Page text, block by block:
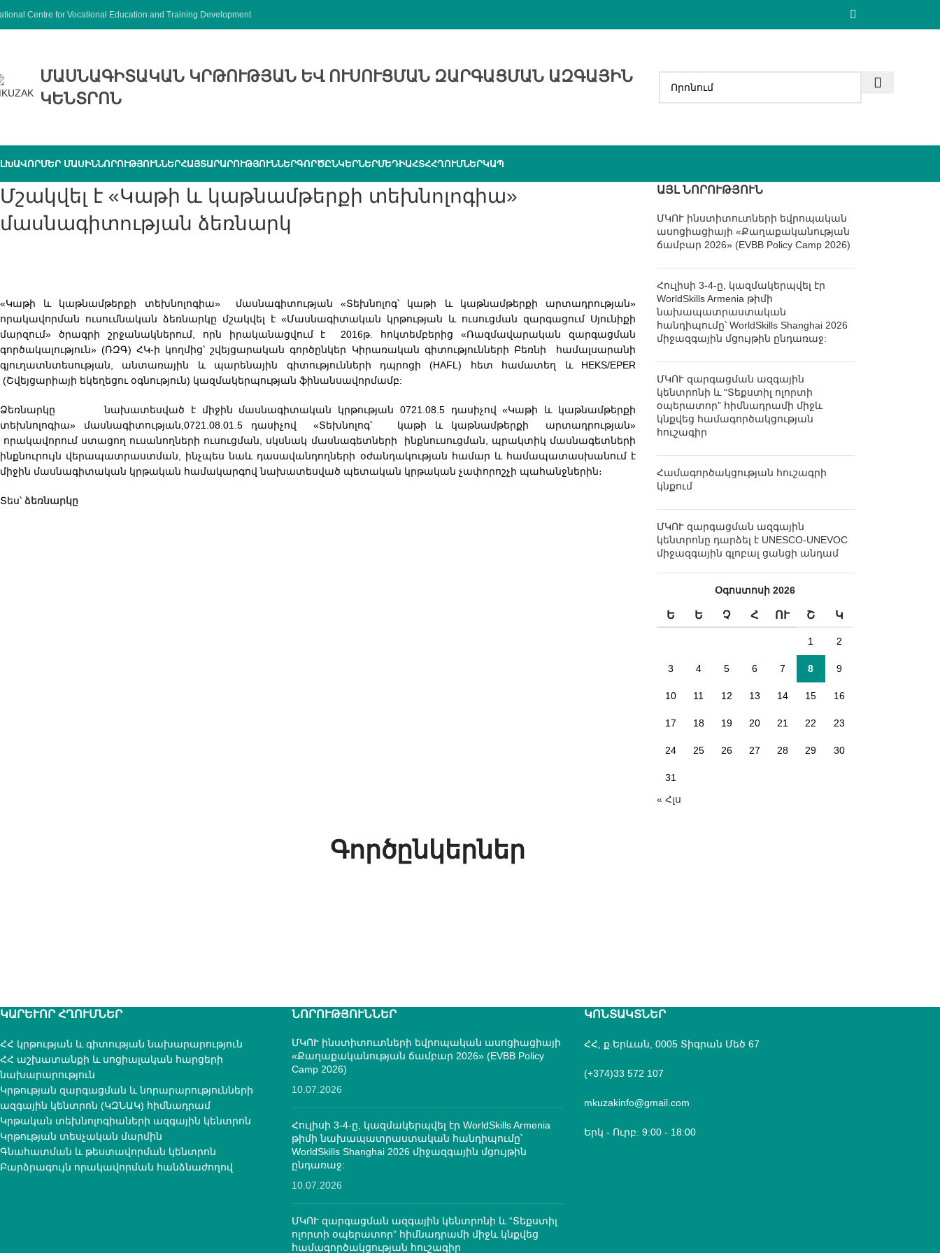
Centre for Vocational Education and Training Development
ՄԱՍՆԱԳԻՏԱԿԱՆ ԿՐԹՈՒԹՅԱՆ ԵՎ ՈՒՍՈՒՑՄԱՆ ԶԱՐԳԱՑՄԱՆ ԱԶԳԱՅԻՆ
ԿԵՆՏՐՈՆ
ՄԵՐ ՄԱՍԻՆՆՈՐՈՒԹՅՈՒՆՆԵՐՀԱՅՏԱՐԱՐՈՒԹՅՈՒՆՆԵՐԳՈՐԾԸՆԿԵՐՆԵՐՄԵԴԻԱՀՏՀՀՂՈՒՄՆԵՐԿԱՊ
Մշակվել է «Կաթի և կաթնամթերքի տեխնոլոգիա»
մասնագիտության ձեռնարկ
«Կաթի և կաթնամթերքի տեխնոլոգիա» մասնագիտության «Տեխնոլոգ՝ կաթի և կաթնամթերքի արտադրության»
որակավորման ուսումնական ձեռնարկը մշակվել է «Մասնագիտական կրթության և ուսուցման զարգացում Սյունիքի
մարզում» ծրագրի շրջանակներում, որն իրականացվում է 2016թ. հոկտեմբերից «Ռազմավարական զարգացման
գործակալություն» (ՌԶԳ) ՀԿ-ի կողմից՝ շվեյցարական գործընկեր Կիրառական գիտությունների Բեռնի համալսարանի
գյուղատնտեսության, անտառային և պարենային գիտությունների դպրոցի (HAFL) հետ համատեղ և HEKS/EPER
(Շվեյցարիայի եկեղեցու օգնություն) կազմակերպության ֆինանսավորմամբ:
Ձեռնարկը նախատեսված է միջին մասնագիտական կրթության 0721.08.5 դասիչով «Կաթի և կաթնամթերքի
տեխնոլոգիա» մասնագիտության,0721.08.01.5 դասիչով «Տեխնոլոգ՝ կաթի և կաթնամթերքի արտադրության»
որակավորում ստացող ուսանողների ուսուցման, սկսնակ մասնագետների ինքնուսուցման, պրակտիկ մասնագետների
ինքնուրույն վերապատրաստման, ինչպես նաև դասավանդողների օժանդակության համար և համապատասխանում է
միջին մասնագիտական կրթական համակարգով նախատեսված պետական կրթական չափորոշչի պահանջներին։
Տես՝ ձեռնարկը
ԱՅԼ ՆՈՐՈՒԹՅՈՒՆ
ՄԿՈՒ ինստիտուտների եվրոպական
ասոցիացիայի «Քաղաքականության
ճամբար 2026» (EVBB Policy Camp 2026)
Հուլիսի 3-4-ը, կազմակերպվել էր
WorldSkills Armenia թիմի
նախապատրաստական
հանդիպումը՝ WorldSkills Shanghai 2026
միջազգային մցույթին ընդառաջ:
ՄԿՈՒ զարգացման ազգային
կենտրոնի և “Տեքստիլ ոլորտի
օպերատոր” հիմնադրամի միջև
կնքվեց համագործակցության
հուշագիր
Համագործակցության հուշագրի
կնքում
ՄԿՈՒ զարգացման ազգային
կենտրոնը դարձել է UNESCO-UNEVOC
միջազգային գլոբալ ցանցի անդամ
Օգոստոսի 2026
Ե Ե Չ Հ ՈՒ Շ Կ
1 2
3 4 5 6 7 8 9
10 11 12 13 14 15 16
17 18 19 20 21 22 23
24 25 26 27 28 29 30
31
« Հլս
Գործընկերներ
ԿԱՐԵՒՈՐ ՀՂՈՒՄՆԵՐ
ՀՀ կրթության և գիտության նախարարություն
ՀՀ աշխատանքի և սոցիալական հարցերի
նախարարություն
Կրթության զարգացման և նորարարությունների
ազգային կենտրոն (ԿԶՆԱԿ) հիմնադրամ
Կրթական տեխնոլոգիաների ազգային կենտրոն
Կրթության տեսչական մարմին
Գնահատման և թեստավորման կենտրոն
Բարձրագույն որակավորման հանձնաժողով
ՆՈՐՈՒԹՅՈՒՆՆԵՐ
ՄԿՈՒ ինստիտուտների եվրոպական ասոցիացիայի
«Քաղաքականության ճամբար 2026» (EVBB Policy
Camp 2026)
10.07.2026
Հուլիսի 3-4-ը, կազմակերպվել էր WorldSkills Armenia
թիմի նախապատրաստական հանդիպումը՝
WorldSkills Shanghai 2026 միջազգային մցույթին
ընդառաջ:
10.07.2026
ՄԿՈՒ զարգացման ազգային կենտրոնի և “Տեքստիլ
ոլորտի օպերատոր” հիմնադրամի միջև կնքվեց
համագործակցության հուշագիր
ԿՈՆՏԱԿՏՆԵՐ
ՀՀ, ք.Երևան, 0005 Տիգրան Մեծ 67
(+374)33 572 107
mkuzakinfo@gmail.com
Երկ - Ուրբ: 9:00 - 18:00